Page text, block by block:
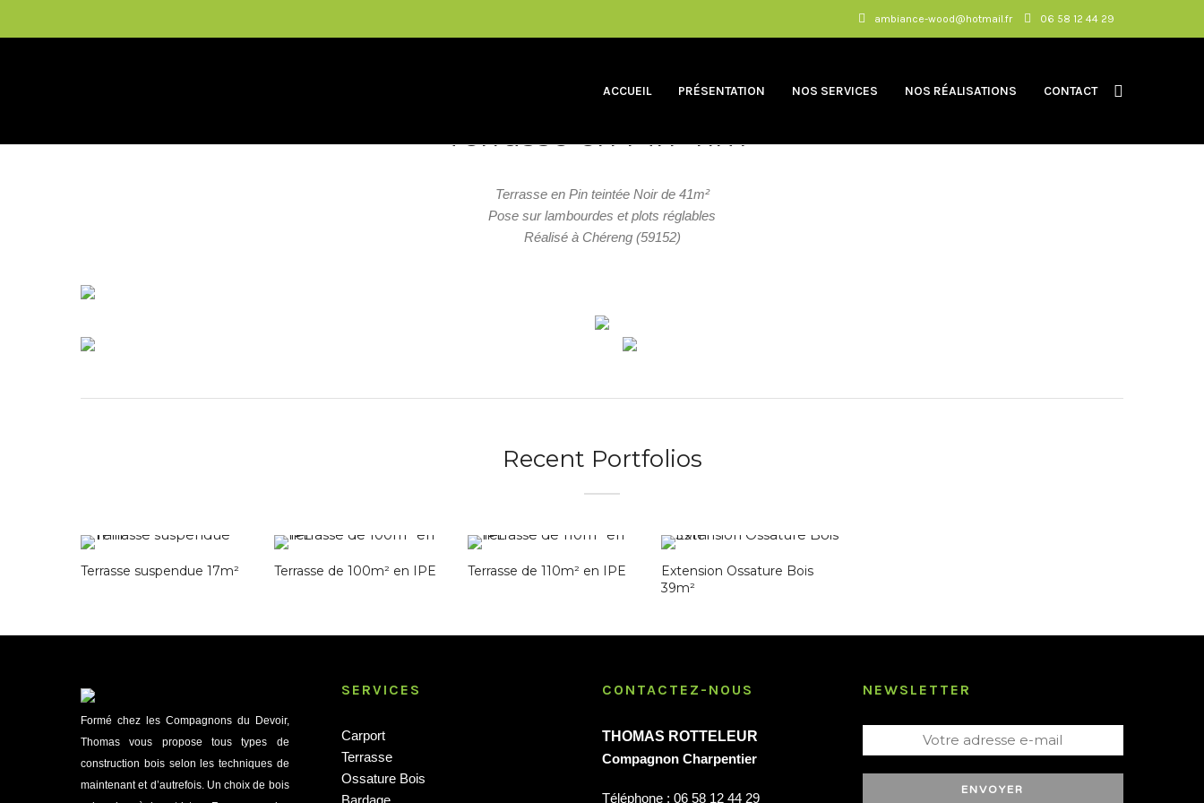
ambiance-wood@hotmail.fr 06 58 12 44 29
ACCUEIL PRÉSENTATION NOS SERVICES NOS RÉALISATIONS CONTACT
Terrasse en Pin 41m²
Terrasse en Pin teintée Noir de 41m²
Pose sur lambourdes et plots réglables
Réalisé à Chéreng (59152)
Recent Portfolios
Terrasse suspendue 17m² Terrasse de 100m² en IPE Terrasse de 110m² en IPE
Extension Ossature Bois
39m²
Formé chez les Compagnons du Devoir,
Thomas vous propose tous types de
construction bois selon les techniques de
maintenant et d’autrefois. Un choix de bois
SERVICES
Carport
Terrasse
Ossature Bois
Bardage
CONTACTEZ-NOUS
THOMAS ROTTELEUR
Compagnon Charpentier
Téléphone : 06 58 12 44 29
NEWSLETTER